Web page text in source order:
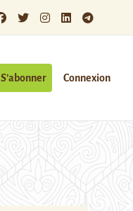
S’abonner Connexion